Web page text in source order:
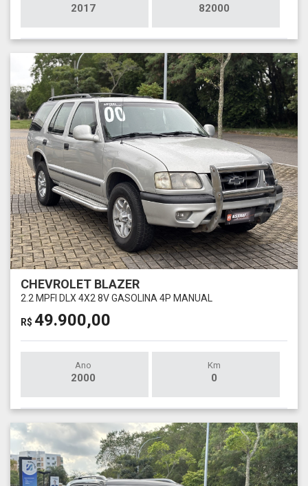
2017 82000
CHEVROLET BLAZER
2.2 MPFI DLX 4X2 8V GASOLINA 4P MANUAL
R$ 49.900,00
Ano
2000
Km
0